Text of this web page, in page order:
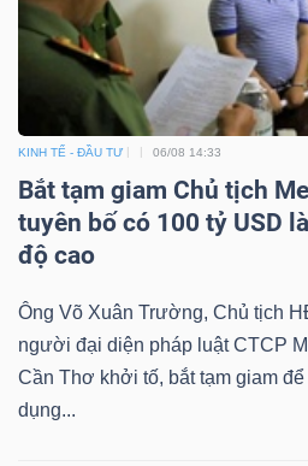
KINH TẾ - ĐẦU TƯ 06/08 14:33
Bắt tạm giam Chủ tịch
tuyên bố có 100 tỷ USD
độ cao
Ông Võ Xuân Trường, Chủ tịch
người đại diện pháp luật CTCP
Cần Thơ khởi tố, bắt tạm giam để
dụng...